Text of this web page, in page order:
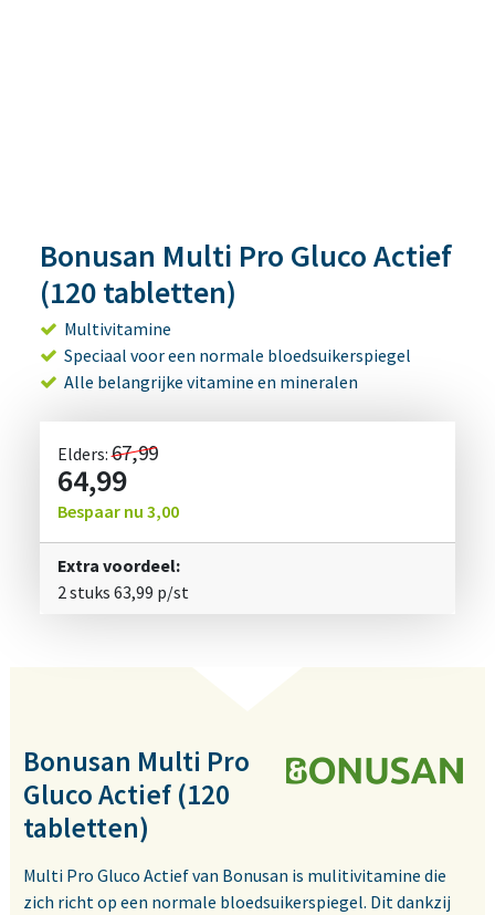
Bonusan Multi Pro Gluco Actief
(120 tabletten)
Multivitamine
Speciaal voor een normale bloedsuikerspiegel
Alle belangrijke vitamine en mineralen
Elders:67,99
64,99
Bespaar nu 3,00
Extra voordeel:
2 stuks 63,99 p/st
Bonusan Multi Pro
Gluco Actief (120
tabletten)
Multi Pro Gluco Actief van Bonusan is mulitivitamine die
zich richt op een normale bloedsuikerspiegel. Dit dankzij